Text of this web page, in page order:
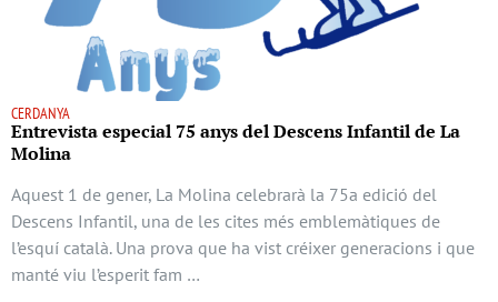
CERDANYA
Entrevista especial 75 anys del Descens Infantil de La
Molina
Aquest 1 de gener, La Molina celebrarà la 75a edició del
Descens Infantil, una de les cites més emblemàtiques de
l’esquí català. Una prova que ha vist créixer generacions i que
manté viu l’esperit fam …